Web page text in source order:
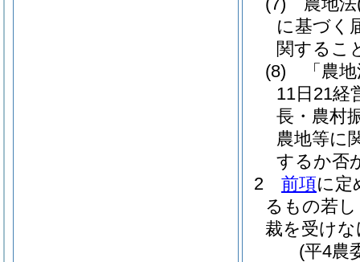
に基づく
関するこ
(8)
「農
11日21経
長・農村
農地等に
するか否
2
前項に定
るもの若
裁を受け
(平4農